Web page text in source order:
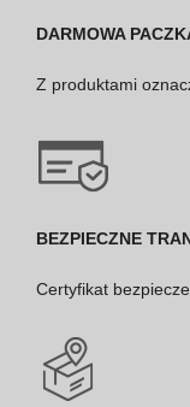
DARMOWA
Z produktami
BEZPIECZNE
Certyfikat